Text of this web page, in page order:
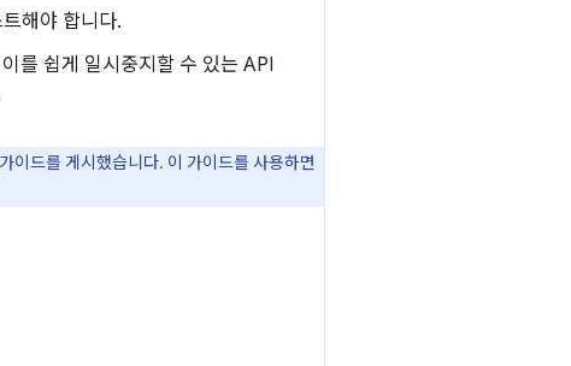
해야 합니다.
를 쉽게 일시중지할 수 있는 API
이드를 게시했습니다. 이 가이드를 사용하면